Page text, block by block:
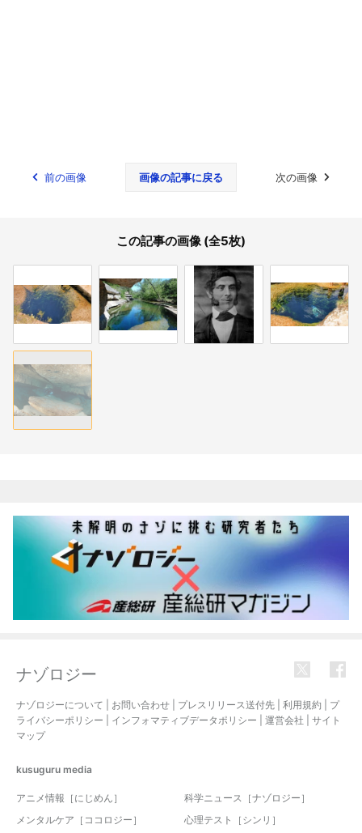
前の画像 画像の記事に戻る 次の画像
この記事の画像 (全5枚)
ナゾロジー
ナゾロジーについて お問い合わせ プレスリリース送付先 利用規約
プ
ライバシーポリシー
インフォマティブデータポリシー 運営会社
サイト
マップ
kusuguru media
アニメ情報［にじめん］
科学ニュース［ナゾロジー］
メンタルケア［ココロジー］
心理テスト［シンリ］